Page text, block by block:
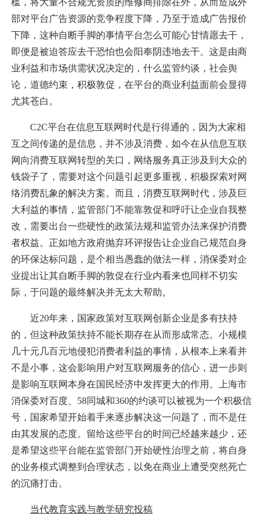
部对平台广告资源的竞争程度下降，乃至于造成广告报价
下降，这种自断手脚的事情平台怎么可能心甘情愿去干，
即便是被迫答应去干恐怕也会阳奉阴违地去干。这是由商
业利益和市场供需状况决定的，什么监管约谈，社会舆
论，道德约束，积极敦促，在平台的商业利益面前会显得
尤其苍白。
C2C平台在信息互联网时代是行得通的，因为大家相
互之间传递的是信息，并不涉及消费，如今在从信息互联
网向消费互联网转型的关口，网络服务真正涉及到大众的
钱袋子了，需要对这个问题引起更多重视，积极探索对网
络消费乱象的解决方案。而且，消费互联网时代，涉及巨
大利益的事情，监管部门不能靠敦促和呼吁让企业自我整
改，需要出台一些硬性的政策法规和监管办法来保护消费
者权益。正如地方政府抛弃环评报告让企业自己规范自身
的环保达标问题，是个相当愚蠢的做法一样，消保委对企
业提出让其自断手脚的敦促在行业内看来也同样不切实
际，于问题的最终解决并无太大帮助。
近20年来，国家政策对互联网创新企业是多有扶持
的，但这种政策扶持不能长期存在从而形成常态。小规模
几十元几百元地侵犯消费者利益的事情，从根本上来看并
不是小事，这会影响用户对互联网服务的信心，进一步则
是影响互联网本身在国民经济中发挥更大的作用。上海市
消保委对百度、58同城和360的约谈可以被视为一个积极信
号，国家希望开始着手来逐步解决这一问题了，而不是任
由其发展的态度。留给这些平台的时间已经越来越少，还
是希望这些平台能在监管部门开始硬性治理之前，将自身
的业务模式调整到合理状态，以免在商业上遭受突然死亡
的沉痛打击。
当代教育实践与教学研究投稿